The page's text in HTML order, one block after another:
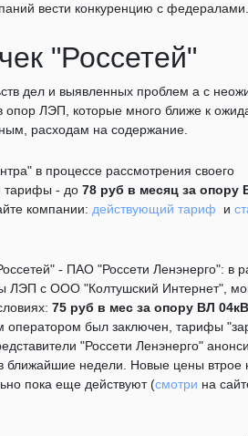
вести конкуренцию с федералами.
"Россетей"
дел и выявленных проблем а с
опор ЛЭП, которые много ближе к
расходам на содержание.
в процессе рассмотрения своего
тарифы - до 78 руб в месяц за опору
компании: действующий тариф и
- ПАО "Россети Ленэнерго": в
ЛЭП с ООО "Колтушский Интернет",
75 руб в мес за опору ВЛ
оператором был заключен, тарифы
"Россети Ленэнерго"
ближайшие недели. Новые цены втрое
пока еще действуют (смотри на